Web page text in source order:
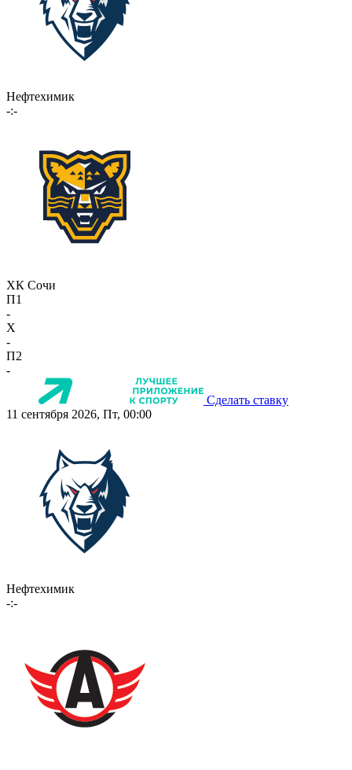
Нефтехимик
-:-
ХК Сочи
П1
-
X
-
П2
-
Сделать ставку
11 сентября 2026, Пт, 00:00
Нефтехимик
-:-